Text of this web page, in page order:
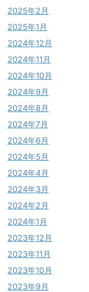
2025年2月
2025年1月
2024年12月
2024年11月
2024年10月
2024年9月
2024年8月
2024年7月
2024年6月
2024年5月
2024年4月
2024年3月
2024年2月
2024年1月
2023年12月
2023年11月
2023年10月
2023年9月